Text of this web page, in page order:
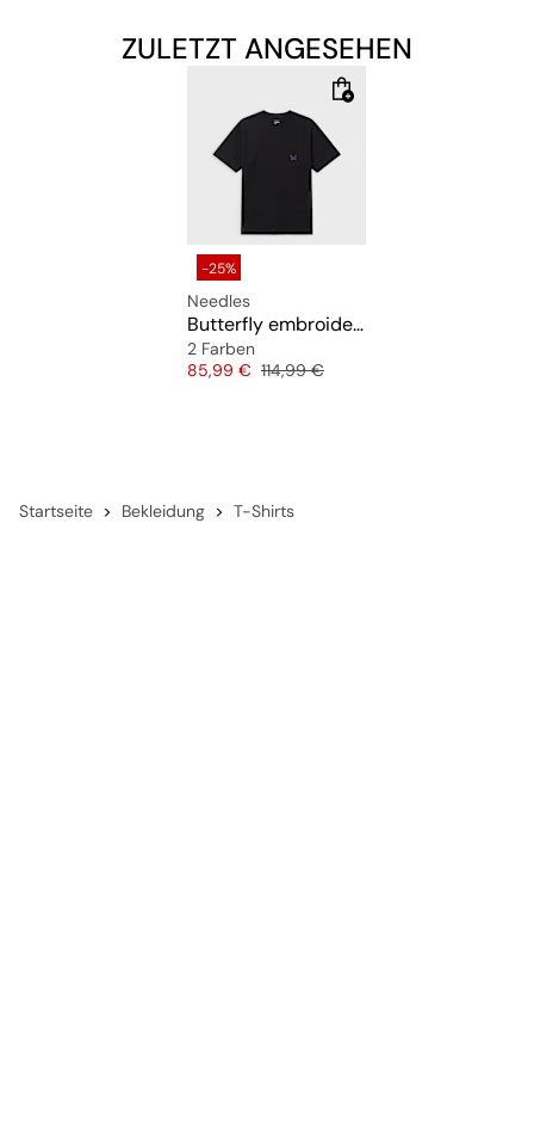
ZULETZT ANGESEHEN
-25%
Needles
Butterfly embroidered T-shirt
2 Farben
Preis
85,99 € Originalpreis
114,99 €
Startseite Bekleidung T-Shirts